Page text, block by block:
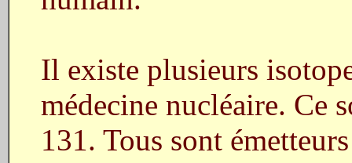
Il existe plusieurs
médecine nucléaire. Ce
131. Tous sont